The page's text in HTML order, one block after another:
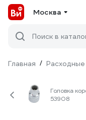
Москва
Поиск в
Главная /
Головка
53908